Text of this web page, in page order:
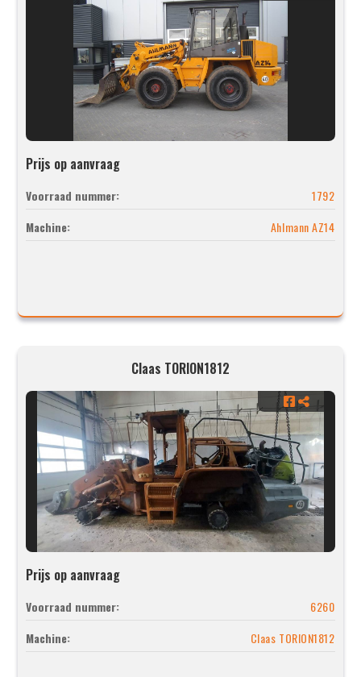
Prijs op aanvraag
Voorraad nummer:
1792
Machine:
Ahlmann AZ14
Claas TORION1812
Prijs op aanvraag
Voorraad nummer:
6260
Machine:
Claas TORION1812